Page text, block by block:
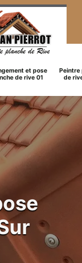
et pose
de rive 01
Peintre
de